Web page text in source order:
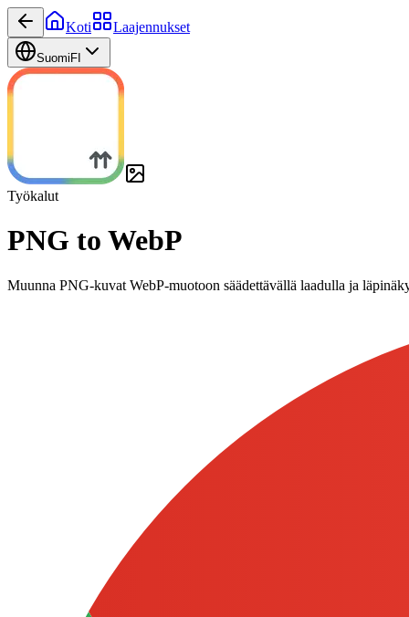
Koti Laajennukset
Suomi FI
Työkalut
PNG to WebP
Muunna PNG-kuvat WebP-muotoon säädettävällä laadulla ja